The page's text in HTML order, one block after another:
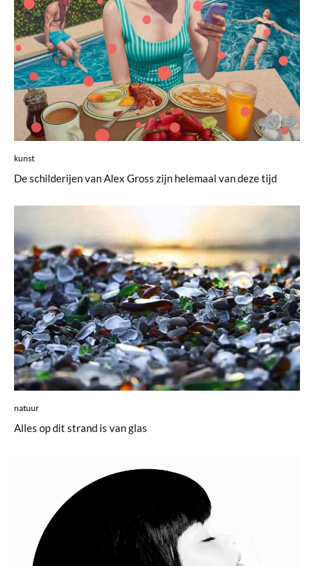
kunst
De schilderijen van Alex Gross zijn helemaal van deze tijd
natuur
Alles op dit strand is van glas